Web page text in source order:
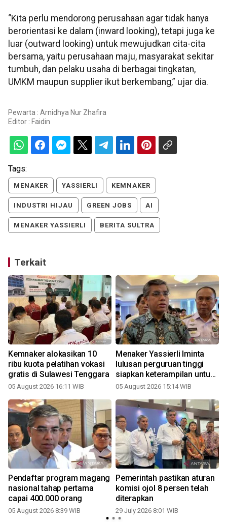
“Kita perlu mendorong perusahaan agar tidak hanya
berorientasi ke dalam (inward looking), tetapi juga ke
luar (outward looking) untuk mewujudkan cita-cita
bersama, yaitu perusahaan maju, masyarakat sekitar
tumbuh, dan pelaku usaha di berbagai tingkatan,
UMKM maupun supplier ikut berkembang,” ujar dia.
Pewarta : Arnidhya Nur Zhafira
Editor : Faidin
Tags:
MENAKER YASSIERLI KEMNAKER
INDUSTRI HIJAU GREEN JOBS AI
MENAKER YASSIERLI BERITA SULTRA
Terkait
Kemnaker alokasikan 10
ribu kuota pelatihan vokasi
gratis di Sulawesi Tenggara
05 August 2026 16:11 WIB
Menaker Yassierli lminta
lulusan perguruan tinggi
siapkan keterampilan untuk
PMN
05 August 2026 15:14 WIB
Pendaftar program magang
nasional tahap pertama
capai 400.000 orang
05 August 2026 8:39 WIB
Pemerintah pastikan aturan
komisi ojol 8 persen telah
diterapkan
29 July 2026 8:01 WIB